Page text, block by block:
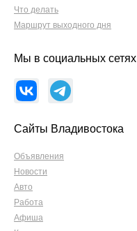
Что делать
Маршрут выходного дня
Мы в социальных сетях
Сайты Владивостока
Объявления
Новости
Авто
Работа
Афиша